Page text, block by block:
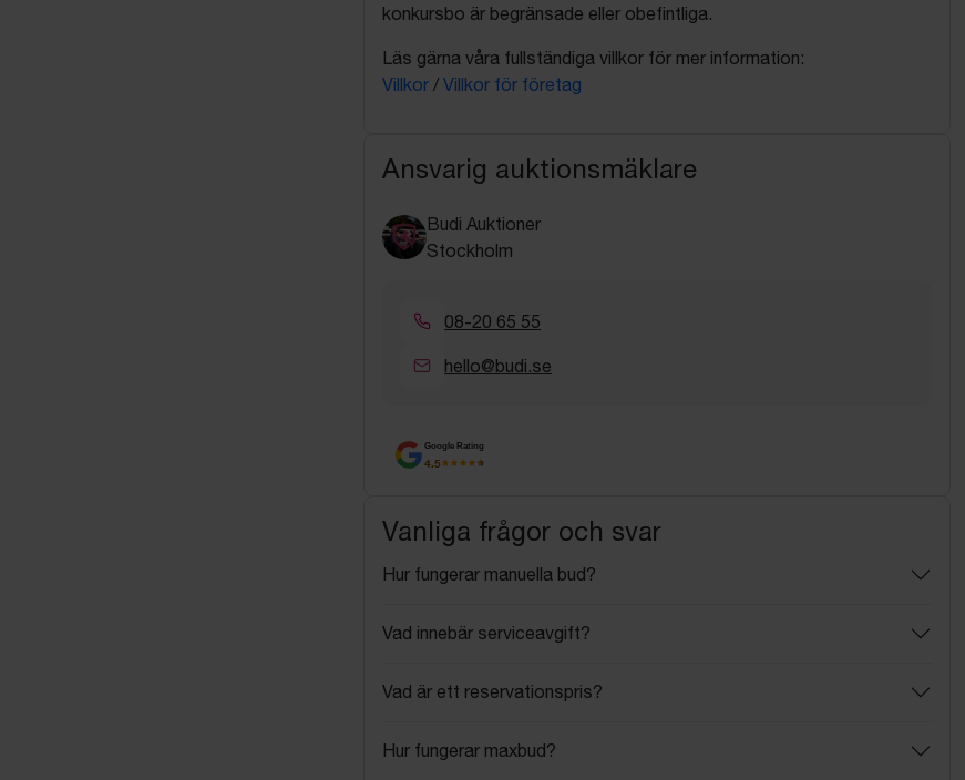
konkursbo är begränsade eller obefintliga.
Läs gärna våra fullständiga villkor för mer information:
Villkor / Villkor för företag
Ansvarig auktionsmäklare
Budi Auktioner
Stockholm
08-20 65 55
hello@budi.se
Google Rating
4.5
Vanliga frågor och svar
Hur fungerar manuella bud?
Vad innebär serviceavgift?
Vad är ett reservationspris?
Hur fungerar maxbud?